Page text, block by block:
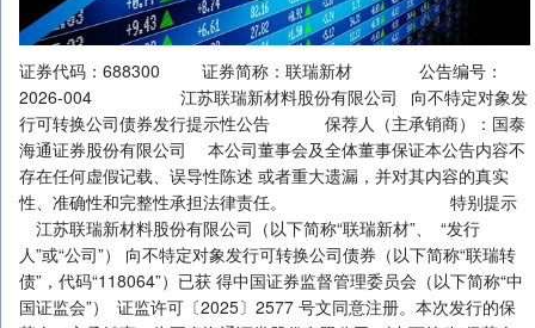
证券代码：688300 证券简称：联瑞新材 公告编号：
2026-004 江苏联瑞新材料股份有限公司 向不特定对象发
行可转换公司债券发行提示性公告 保荐人（主承销商）：国泰
海通证券股份有限公司 本公司董事会及全体董事保证本公告内容不
存在任何虚假记载、误导性陈述 或者重大遗漏，并对其内容的真实
性、准确性和完整性承担法律责任。 特别提示
江苏联瑞新材料股份有限公司（以下简称“联瑞新材”、 “发行
人”或“公司”） 向不特定对象发行可转换公司债券（以下简称“联瑞转
债”，代码“118064”）已获 得中国证券监督管理委员会（以下简称“中
国证监会”） 证监许可〔2025〕2577 号文同意注册。本次发行的保